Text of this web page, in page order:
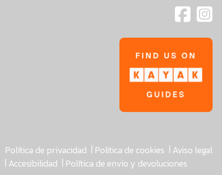
Política de privacidad | Politica de cookies | Aviso legal
| Accesibilidad | Política de envío y devoluciones